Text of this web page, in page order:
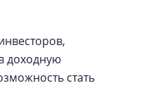
доходную
стать